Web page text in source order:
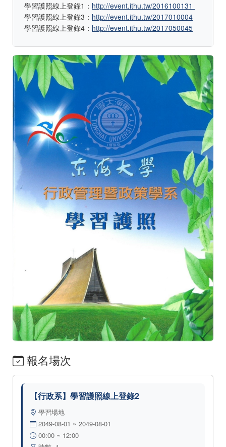
學習護照線上登錄1： http://event.ithu.tw/2016100131
學習護照線上登錄3： http://event.ithu.tw/2017010004
學習護照線上登錄4： http://event.ithu.tw/2017050045
報名場次
【行政系】學習護照線上登錄2
學習場地
2049-08-01 ~ 2049-08-01
00:00 ~ 12:00